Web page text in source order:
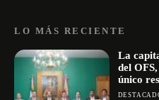
LO MÁS RECIENTE
La
del
único